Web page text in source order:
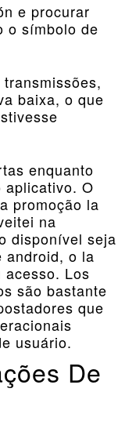
e procurar
o símbolo de
baixa, o que
enquanto
aplicativo. O
promoção la
na
disponível seja
android, o la
Los
são bastante
que
usuário.
De